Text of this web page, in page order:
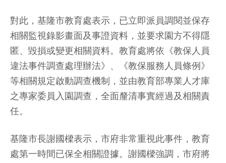
對此，基隆市教育處表示，已立即派員調閱並保存
相關監視錄影畫面及事證資料，並要求園方不得隱
匿、毀損或變更相關資料。教育處將依《教保人員
違法事件調查處理辦法》、《教保服務人員條例》
等相關規定啟動調查機制，並由教育部專業人才庫
之專家委員入園調查，全面釐清事實經過及相關責
任。
基隆市長謝國樑表示，市府非常重視此事件，教育
處第一時間已保全相關證據。謝國樑強調，市府將